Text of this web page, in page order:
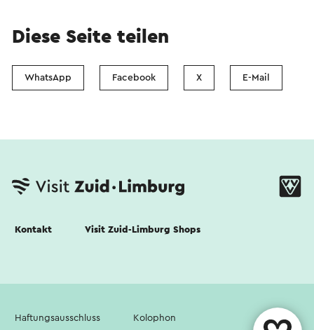
Diese Seite teilen
WhatsApp Facebook X E-Mail
Kontakt Visit Zuid-Limburg Shops
Haftungsausschluss Kolophon